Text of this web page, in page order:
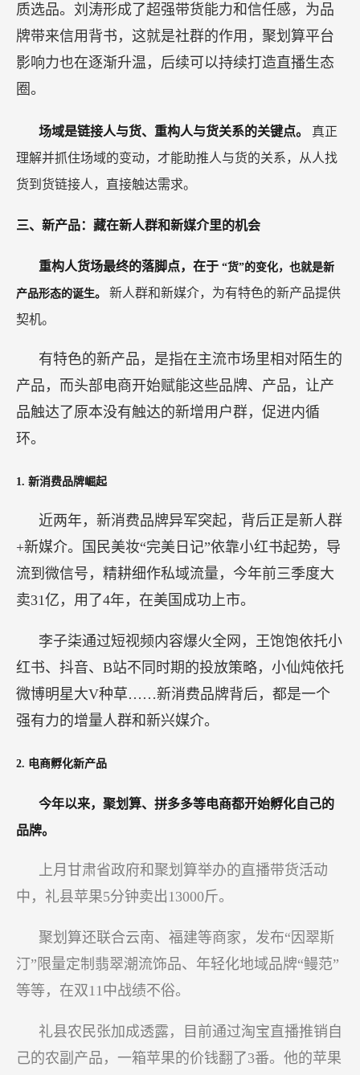
质选品。刘涛形成了超强带货能力和信任感，为品
牌带来信用背书，这就是社群的作用，聚划算平台
影响力也在逐渐升温，后续可以持续打造直播生态
圈。
场域是链接人与货、重构人与货关系的关键点。 真正
理解并抓住场域的变动，才能助推人与货的关系，从人找
货到货链接人，直接触达需求。
三、新产品：藏在新人群和新媒介里的机会
重构人货场最终的落脚点，在于 “货”的变化，也就是新
产品形态的诞生。 新人群和新媒介，为有特色的新产品提供
契机。
有特色的新产品，是指在主流市场里相对陌生的
产品，而头部电商开始赋能这些品牌、产品，让产
品触达了原本没有触达的新增用户群，促进内循
环。
1. 新消费品牌崛起
近两年，新消费品牌异军突起，背后正是新人群
+新媒介。国民美妆“完美日记”依靠小红书起势，导
流到微信号，精耕细作私域流量，今年前三季度大
卖31亿，用了4年，在美国成功上市。
李子柒通过短视频内容爆火全网，王饱饱依托小
红书、抖音、B站不同时期的投放策略，小仙炖依托
微博明星大V种草……新消费品牌背后，都是一个
强有力的增量人群和新兴媒介。
2. 电商孵化新产品
今年以来，聚划算、拼多多等电商都开始孵化自己的
品牌。
上月甘肃省政府和聚划算举办的直播带货活动
中，礼县苹果5分钟卖出13000斤。
聚划算还联合云南、福建等商家，发布“因翠斯
汀”限量定制翡翠潮流饰品、年轻化地域品牌“鳗范”
等等，在双11中战绩不俗。
礼县农民张加成透露，目前通过淘宝直播推销自
己的农副产品，一箱苹果的价钱翻了3番。他的苹果